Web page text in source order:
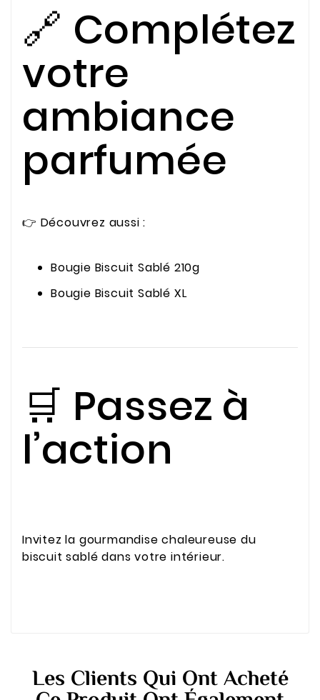
🔗 Complétez
votre
ambiance
parfumée
👉 Découvrez aussi :
Bougie Biscuit Sablé 210g
Bougie Biscuit Sablé XL
🛒 Passez à
l’action
Invitez la gourmandise chaleureuse du
biscuit sablé dans votre intérieur.
Les Clients Qui Ont Acheté